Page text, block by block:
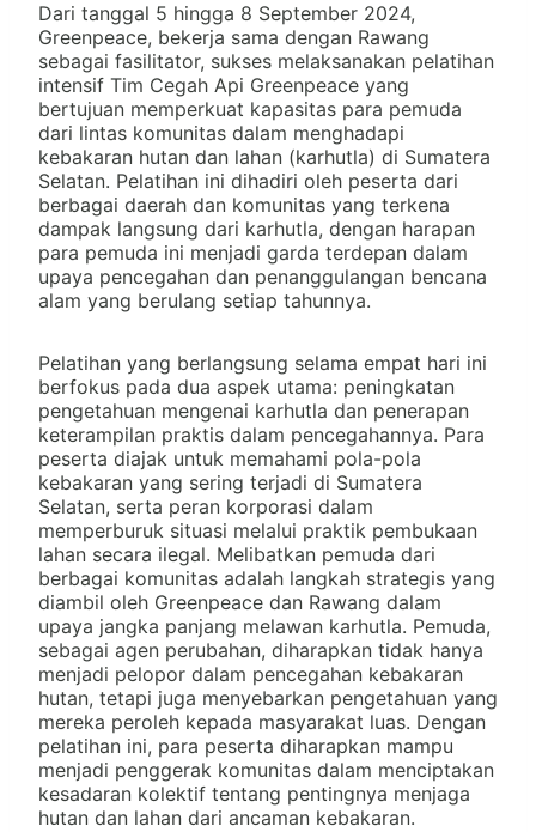
Dari tanggal 5 hingga 8 September 2024,
Greenpeace, bekerja sama dengan Rawang
sebagai fasilitator, sukses melaksanakan pelatihan
intensif Tim Cegah Api Greenpeace yang
bertujuan memperkuat kapasitas para pemuda
dari lintas komunitas dalam menghadapi
kebakaran hutan dan lahan (karhutla) di Sumatera
Selatan. Pelatihan ini dihadiri oleh peserta dari
berbagai daerah dan komunitas yang terkena
dampak langsung dari karhutla, dengan harapan
para pemuda ini menjadi garda terdepan dalam
upaya pencegahan dan penanggulangan bencana
alam yang berulang setiap tahunnya.
Pelatihan yang berlangsung selama empat hari ini
berfokus pada dua aspek utama: peningkatan
pengetahuan mengenai karhutla dan penerapan
keterampilan praktis dalam pencegahannya. Para
peserta diajak untuk memahami pola-pola
kebakaran yang sering terjadi di Sumatera
Selatan, serta peran korporasi dalam
memperburuk situasi melalui praktik pembukaan
lahan secara ilegal. Melibatkan pemuda dari
berbagai komunitas adalah langkah strategis yang
diambil oleh Greenpeace dan Rawang dalam
upaya jangka panjang melawan karhutla. Pemuda,
sebagai agen perubahan, diharapkan tidak hanya
menjadi pelopor dalam pencegahan kebakaran
hutan, tetapi juga menyebarkan pengetahuan yang
mereka peroleh kepada masyarakat luas. Dengan
pelatihan ini, para peserta diharapkan mampu
menjadi penggerak komunitas dalam menciptakan
kesadaran kolektif tentang pentingnya menjaga
hutan dan lahan dari ancaman kebakaran.